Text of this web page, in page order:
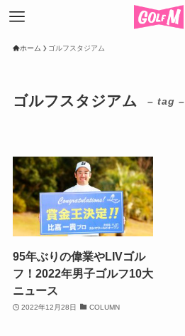
ホーム ゴルフスタジアム
ゴルフスタジアム – tag –
95年ぶりの偉業やLIVゴル
フ！2022年男子ゴルフ10大
ニュース
2022年12月28日 COLUMN